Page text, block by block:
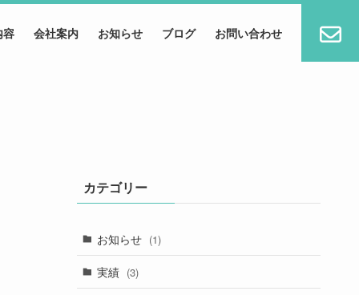
容 会社案内 お知らせ ブログ お問い合わせ
カテゴリー
お知らせ (1)
実績 (3)